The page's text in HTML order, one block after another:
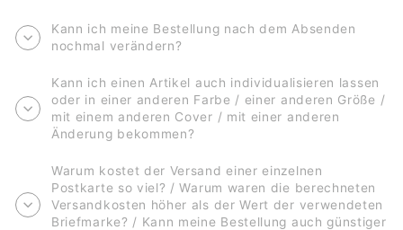
Kann ich meine Bestellung nach dem Absenden
nochmal verändern?
Kann ich einen Artikel auch individualisieren lassen
oder in einer anderen Farbe / einer anderen Größe /
mit einem anderen Cover / mit einer anderen
Änderung bekommen?
Warum kostet der Versand einer einzelnen
Postkarte so viel? / Warum waren die berechneten
Versandkosten höher als der Wert der verwendeten
Briefmarke? / Kann meine Bestellung auch günstiger